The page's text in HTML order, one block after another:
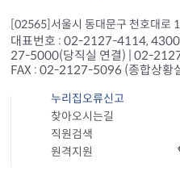
[02565]서울시 동대문구 천호대로
대표번호 : 02-2127-4114,
27-5000(당직실 연결) | 02-
FAX : 02-2127-5096 (종합상황
누리집오류신고
찾아오시는길
직원검색
원격지원